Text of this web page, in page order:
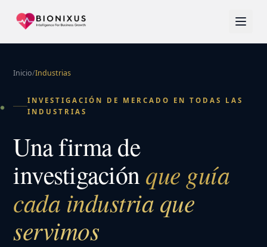
Inicio/Industrias
INVESTIGACIÓN DE MERCADO EN TODAS LAS
INDUSTRIAS
Una firma de
investigaciónque guía
cada industria que
servimos